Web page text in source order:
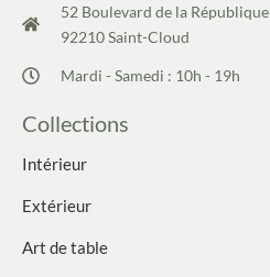
52 Boulevard de la République
92210 Saint-Cloud
Mardi - Samedi : 10h - 19h
Collections
Intérieur
Extérieur
Art de table